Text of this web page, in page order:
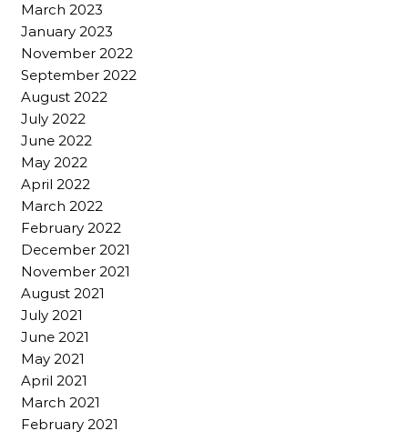
March 2023
January 2023
November 2022
September 2022
August 2022
July 2022
June 2022
May 2022
April 2022
March 2022
February 2022
December 2021
November 2021
August 2021
July 2021
June 2021
May 2021
April 2021
March 2021
February 2021